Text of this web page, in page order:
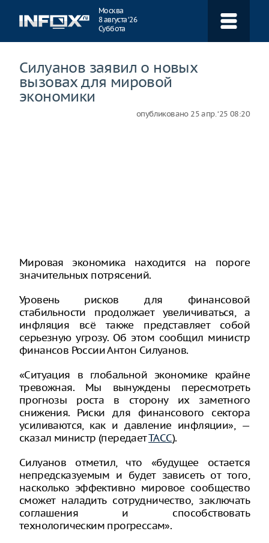
Москва
8 августа ‘26
Суббота
Силуанов заявил о новых
вызовах для мировой
экономики
опубликовано 25 апр. ‘25 08:20
Мировая экономика находится на пороге
значительных потрясений.
Уровень рисков для финансовой
стабильности продолжает увеличиваться, а
инфляция всё также представляет собой
серьезную угрозу. Об этом сообщил министр
финансов России Антон Силуанов.
«Ситуация в глобальной экономике крайне
тревожная. Мы вынуждены пересмотреть
прогнозы роста в сторону их заметного
снижения. Риски для финансового сектора
усиливаются, как и давление инфляции», —
сказал министр (передаетТАСС).
Силуанов отметил, что «будущее остается
непредсказуемым и будет зависеть от того,
насколько эффективно мировое сообщество
сможет наладить сотрудничество, заключать
соглашения и способствовать
технологическим прогрессам».